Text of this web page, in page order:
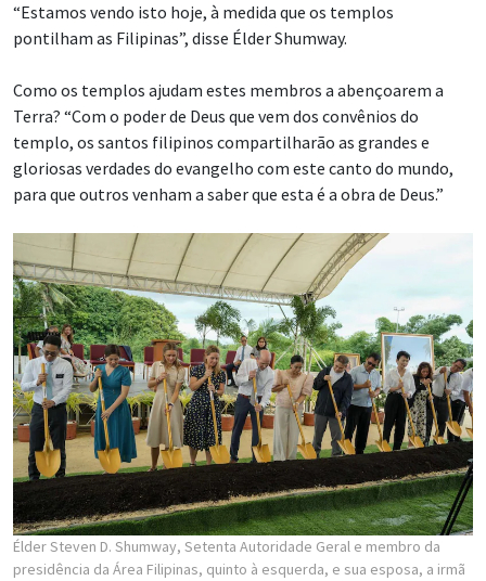
“Estamos vendo isto hoje, à medida que os templos
pontilham as Filipinas”, disse Élder Shumway.
Como os templos ajudam estes membros a abençoarem a
Terra? “Com o poder de Deus que vem dos convênios do
templo, os santos filipinos compartilharão as grandes e
gloriosas verdades do evangelho com este canto do mundo,
para que outros venham a saber que esta é a obra de Deus.”
Élder Steven D. Shumway, Setenta Autoridade Geral e membro da
presidência da Área Filipinas, quinto à esquerda, e sua esposa, a irmã